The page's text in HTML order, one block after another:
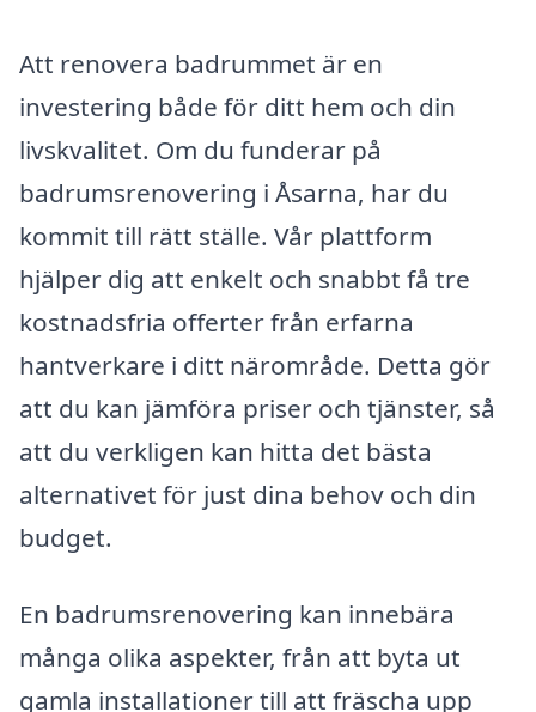
Att renovera badrummet är en
investering både för ditt hem och din
livskvalitet. Om du funderar på
badrumsrenovering i Åsarna, har du
kommit till rätt ställe. Vår plattform
hjälper dig att enkelt och snabbt få tre
kostnadsfria offerter från erfarna
hantverkare i ditt närområde. Detta gör
att du kan jämföra priser och tjänster, så
att du verkligen kan hitta det bästa
alternativet för just dina behov och din
budget.
En badrumsrenovering kan innebära
många olika aspekter, från att byta ut
gamla installationer till att fräscha upp